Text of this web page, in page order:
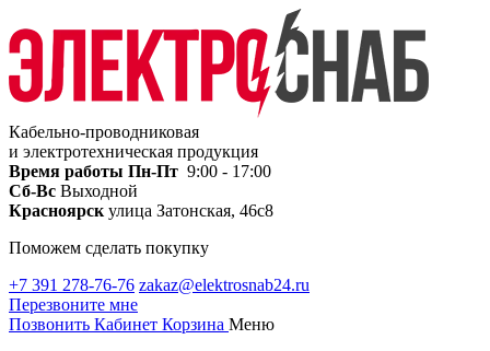
Кабельно-проводниковая
и электротехническая продукция
Время работы Пн-Пт 9:00 - 17:00
Сб-Вс Выходной
Красноярск улица Затонская, 46с8
Поможем сделать покупку
+7 391 278-76-76 zakaz@elektrosnab24.ru
Перезвоните мне
Позвонить Кабинет Корзина Меню